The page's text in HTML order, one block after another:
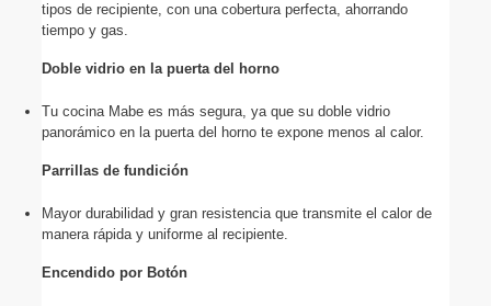
tipos de recipiente, con una cobertura perfecta, ahorrando
tiempo y gas.
Doble vidrio en la puerta del horno
Tu cocina Mabe es más segura, ya que su doble vidrio
panorámico en la puerta del horno te expone menos al calor.
Parrillas de fundición
Mayor durabilidad y gran resistencia que transmite el calor de
manera rápida y uniforme al recipiente.
Encendido por Botón